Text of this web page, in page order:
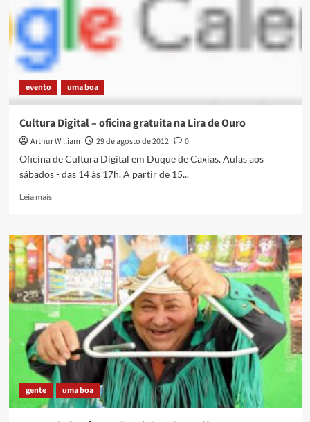
Arte
e
Fato
–
última
para
no
Sesc
Sesi
evento uma boa
Cultura Digital – oficina gratuita na Lira de Ouro
Arthur William 29 de agosto de 2012
0
Oficina de Cultura Digital em Duque de Caxias. Aulas aos
sábados - das 14 às 17h. A partir de 15...
Leia maisRead
Cultura
Digital
–
oficina
gratuita
na
Lira
de
Ouro
gente uma boa